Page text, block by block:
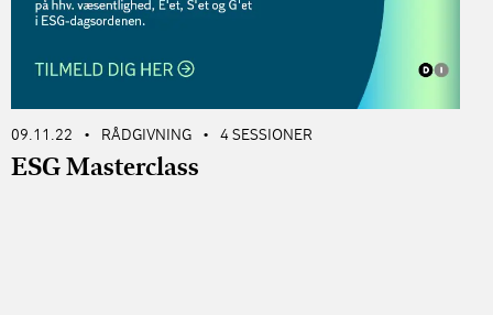
09.11.22 • RÅDGIVNING • 4 SESSIONER
ESG Masterclass